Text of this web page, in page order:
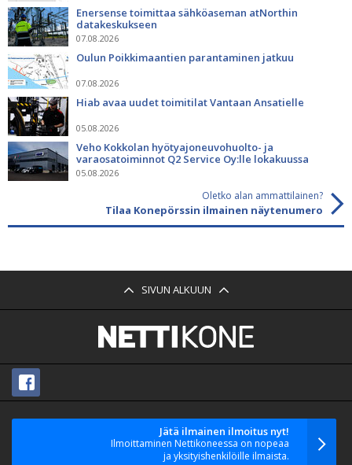
Enersense toimittaa sähköaseman atNorthin
datakeskukseen
07.08.2026
Oulun Poikkimaantien parantaminen jatkuu
07.08.2026
Hiab avaa uudet toimitilat Vantaan Ansatielle
05.08.2026
Veho Kokkolan hyötyajoneuvohuolto- ja
varaosatoiminnot Q2 Service Oy:lle lokakuussa
05.08.2026
Oletko alan ammattilainen?
Tilaa Konepörssin ilmainen näytenumero
SIVUN ALKUUN
Jätä ilmainen ilmoitus nyt!
Ilmoittaminen Nettikoneessa on nopeaa
ja yksityishenkilöille ilmaista.